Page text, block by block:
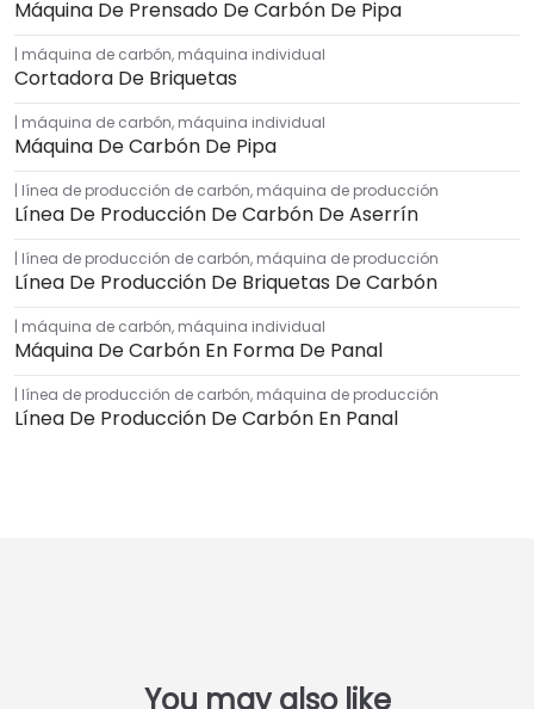
Máquina De Prensado De Carbón De Pipa
máquina de carbón, máquina individual
Cortadora De Briquetas
máquina de carbón, máquina individual
Máquina De Carbón De Pipa
línea de producción de carbón, máquina de producción
Línea De Producción De Carbón De Aserrín
línea de producción de carbón, máquina de producción
Línea De Producción De Briquetas De Carbón
máquina de carbón, máquina individual
Máquina De Carbón En Forma De Panal
línea de producción de carbón, máquina de producción
Línea De Producción De Carbón En Panal